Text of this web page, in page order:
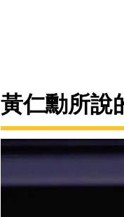
黃仁勳所說